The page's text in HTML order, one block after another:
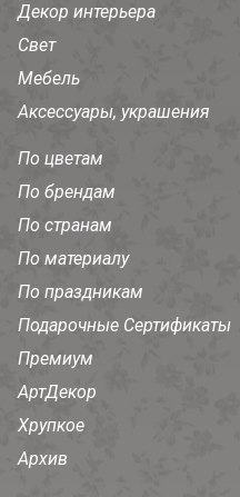
Декор интерьера
Свет
Мебель
Аксессуары, украшения
По цветам
По брендам
По странам
По материалу
По праздникам
Подарочные Сертификаты
Премиум
АртДекор
Хрупкое
Архив